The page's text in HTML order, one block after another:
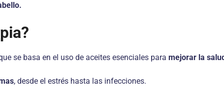
se basa en el uso de aceites esenciales para mejorar la
, desde el estrés hasta las infecciones.